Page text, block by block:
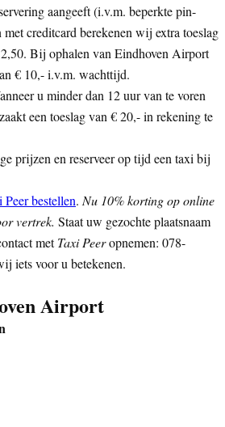
aangeeft (i.v.m. beperkte pin-
creditcard berekenen wij extra toeslag
Bij ophalen van Eindhoven Airport
€ 10,- i.v.m. wachttijd.
u minder dan 12 uur van te voren
een toeslag van € 20,- in rekening te
prijzen en reserveer op tijd een taxi bij
Peer bestellen. Nu 10% korting op online
vertrek. Staat uw gezochte plaatsnaam
metTaxi Peeropnemen: 078-
iets voor u betekenen.
Airport